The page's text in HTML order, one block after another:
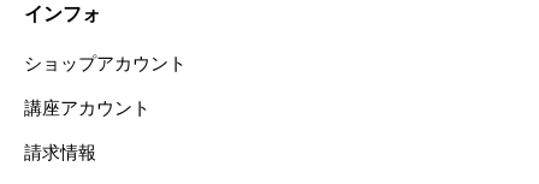
インフォ
ショップアカウント
講座アカウント
請求情報